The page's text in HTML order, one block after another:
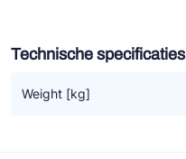
Doucette Industries
Technische specificaties
Weight [kg]